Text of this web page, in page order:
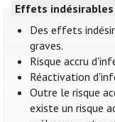
Effets indésirables
Des effets
graves.
Risque accru
Réactivation
Outre le risque
existe un risque